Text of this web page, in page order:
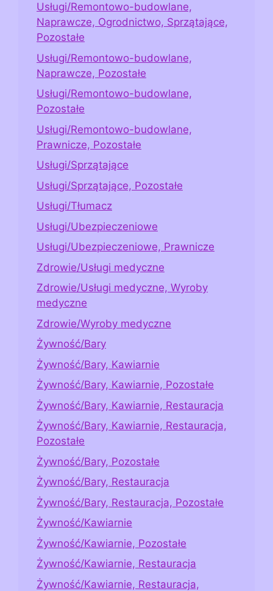
Usługi/Remontowo-budowlane,
Naprawcze, Ogrodnictwo, Sprzątające,
Pozostałe
Usługi/Remontowo-budowlane,
Naprawcze, Pozostałe
Usługi/Remontowo-budowlane,
Pozostałe
Usługi/Remontowo-budowlane,
Prawnicze, Pozostałe
Usługi/Sprzątające
Usługi/Sprzątające, Pozostałe
Usługi/Tłumacz
Usługi/Ubezpieczeniowe
Usługi/Ubezpieczeniowe, Prawnicze
Zdrowie/Usługi medyczne
Zdrowie/Usługi medyczne, Wyroby
medyczne
Zdrowie/Wyroby medyczne
Żywność/Bary
Żywność/Bary, Kawiarnie
Żywność/Bary, Kawiarnie, Pozostałe
Żywność/Bary, Kawiarnie, Restauracja
Żywność/Bary, Kawiarnie, Restauracja,
Pozostałe
Żywność/Bary, Pozostałe
Żywność/Bary, Restauracja
Żywność/Bary, Restauracja, Pozostałe
Żywność/Kawiarnie
Żywność/Kawiarnie, Pozostałe
Żywność/Kawiarnie, Restauracja
Żywność/Kawiarnie, Restauracja,